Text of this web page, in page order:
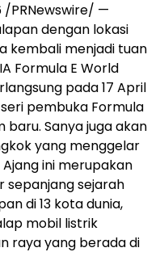
/PRNewswire/ —
dengan lokasi
kembali menjadi tuan
Formula E World
pada 17 April
pembuka Formula
baru. Sanya juga akan
yang menggelar
ini merupakan
sepanjang sejarah
di 13 kota dunia,
mobil listrik
raya yang berada di